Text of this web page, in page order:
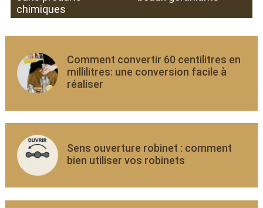
chimiques
Comment convertir 60 centilitres en
millilitres: une conversion facile à
réaliser
Sens ouverture robinet : comment
bien utiliser vos robinets